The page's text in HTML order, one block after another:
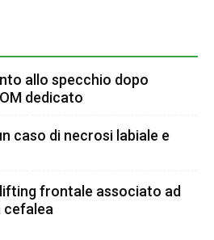
allo specchio dopo
dedicato
caso di necrosi labiale e
frontale associato ad
cefalea